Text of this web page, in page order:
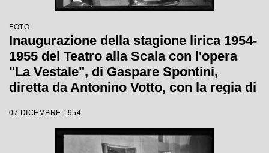
FOTO
Inaugurazione della stagione lirica 1954-
1955 del Teatro alla Scala con l'opera
"La Vestale", di Gaspare Spontini,
diretta da Antonino Votto, con la regia di
07 DICEMBRE 1954